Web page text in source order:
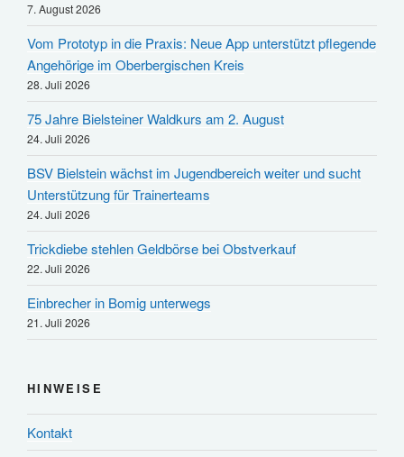
7. August 2026
Vom Prototyp in die Praxis: Neue App unterstützt pflegende
Angehörige im Oberbergischen Kreis
28. Juli 2026
75 Jahre Bielsteiner Waldkurs am 2. August
24. Juli 2026
BSV Bielstein wächst im Jugendbereich weiter und sucht
Unterstützung für Trainerteams
24. Juli 2026
Trickdiebe stehlen Geldbörse bei Obstverkauf
22. Juli 2026
Einbrecher in Bomig unterwegs
21. Juli 2026
HINWEISE
Kontakt